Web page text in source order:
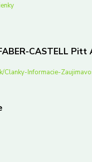
CASTELL
Clanky-Informacie-